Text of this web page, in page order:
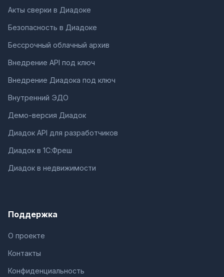
Акты сверки в Диадоке
Безопасность в Диадоке
Бессрочный облачный архив
Внедрение API под ключ
Внедрение Диадока под ключ
Внутренний ЭДО
Демо-версия Диадок
Диадок API для разработчиков
Диадок в 1С:Фреш
Диадок в недвижимости
Поддержка
О проекте
Контакты
Конфиденциальность